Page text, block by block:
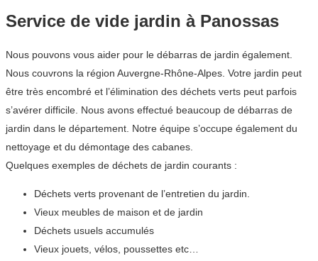
Service de vide jardin à Panossas
Nous pouvons vous aider pour le débarras de jardin également.
Nous couvrons la région Auvergne-Rhône-Alpes. Votre jardin peut
être très encombré et l’élimination des déchets verts peut parfois
s’avérer difficile. Nous avons effectué beaucoup de débarras de
jardin dans le département. Notre équipe s’occupe également du
nettoyage et du démontage des cabanes.
Quelques exemples de déchets de jardin courants :
Déchets verts provenant de l’entretien du jardin.
Vieux meubles de maison et de jardin
Déchets usuels accumulés
Vieux jouets, vélos, poussettes etc…